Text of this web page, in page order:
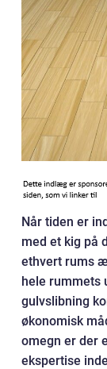
Når tiden er
med et kig på
ethvert rums
hele rummets
gulvslibning
økonomisk
omegn er der
ekspertise